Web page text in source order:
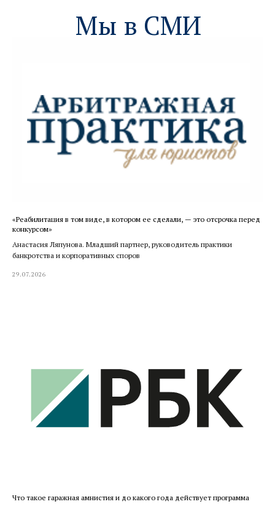
«Реабилитация в том виде, в котором ее сделали, — это отсрочка перед
конкурсом»
Анастасия Ляпунова. Младший партнер, руководитель практики
банкротства и корпоративных споров
29.07.2026
Что такое гаражная амнистия и до какого года действует программа